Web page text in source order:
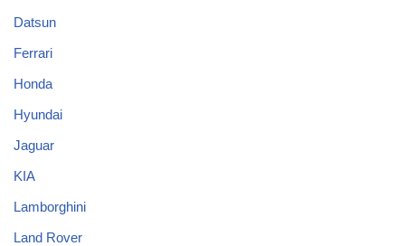
Datsun
Ferrari
Honda
Hyundai
Jaguar
KIA
Lamborghini
Land Rover